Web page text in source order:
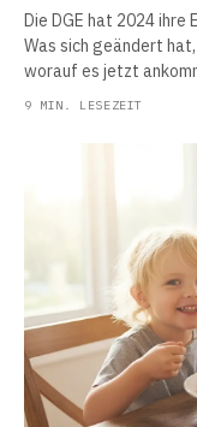
Die DGE hat 2024
Was sich geändert
worauf es jetzt
9 MIN. LESEZEIT